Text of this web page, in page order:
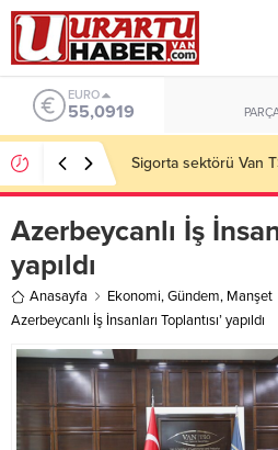
ALTIN
6.525,81
VAN TSO: Takip
Azerbeycanlı İş
yapıldı
Anasayfa Ekonomi,Gündem, Manşet
Azerbeycanlı İş İnsanları Toplantısı’ yapıldı